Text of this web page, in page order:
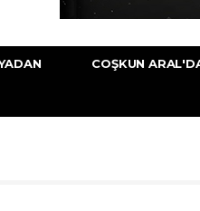
COŞKUN